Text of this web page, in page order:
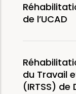
de l’UCAD
du Travail
(IRTSS) de